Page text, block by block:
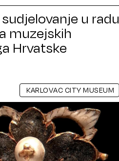
u radu
muzejskih
Hrvatske
KARLOVAC CITY MUSEUM